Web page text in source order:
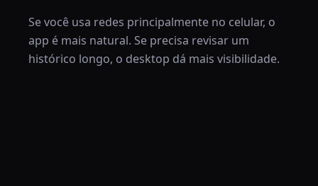
Se você usa redes principalmente no celular, o
app é mais natural. Se precisa revisar um
histórico longo, o desktop dá mais visibilidade.